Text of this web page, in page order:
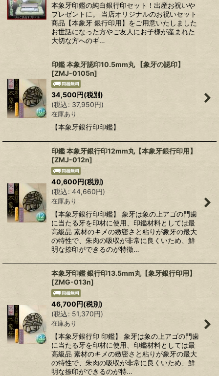
本象牙印鑑の純白銀行印セット！出産お祝いや
プレゼントに。 当店オリジナルのお祝いセット
商品【本象牙 銀行印用】をご用意いたしました
お世話になった方やご友人にお子様が産まれた
大切な方へのギ…
印鑑 本象牙認印10.5mm丸 【象牙の認印】
[ZMJ-0105n]
34,500円(税別)
(税込: 37,950円)
在庫あり
【本象牙銀行印印鑑】
印鑑 本象牙銀行印12mm丸【本象牙銀行印用】
[ZMJ-012n]
40,600円(税別)
(税込: 44,660円)
在庫あり
【本象牙銀行印印鑑】 象牙は象の上アゴの門歯
に当たる牙を印材に使用、印鑑材料としては最
高級品 素材のキメの緻密さと粘りが象牙の最大
の特性で、朱肉の吸収が非常に良くいため、鮮
明な捺印ができるのが特徴…
本象牙印鑑 銀行印13.5mm丸【象牙銀行印用】
[ZMG-013n]
46,700円(税別)
(税込: 51,370円)
在庫あり
【本象牙銀行印 印鑑】 象牙は象の上アゴの門歯
に当たる牙を印材に使用、印鑑材料としては最
高級品 素材のキメの緻密さと粘りが象牙の最大
の特性で、朱肉の吸収が非常に良くいため、鮮
明な捺印ができるのが特…